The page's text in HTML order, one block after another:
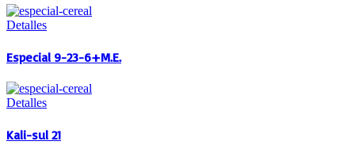
Detalles
Especial 9-23-6+M.E.
Detalles
Kali-sul 21